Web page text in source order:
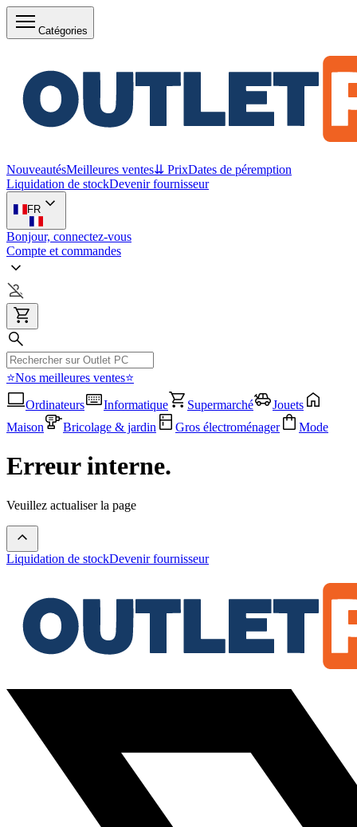
Catégories
NouveautésMeilleures ventes⇊ PrixDates de péremption
Liquidation de stockDevenir fournisseur
FR
Bonjour, connectez-vous
Compte et commandes
⭐Nos meilleures ventes⭐
Ordinateurs
Informatique Supermarché
Jouets
Maison
Bricolage & jardin Gros électroménager Mode
Erreur interne.
Veuillez actualiser la page
Liquidation de stockDevenir fournisseur